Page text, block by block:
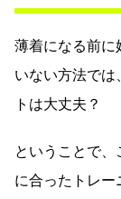
薄着になる前に
いない方法では
トは大丈夫？
ということで
に合ったトレ